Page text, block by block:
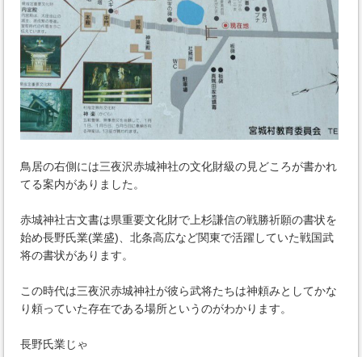
鳥居の右側には三夜沢赤城神社の文化財級の見どころが書かれ
てる案内がありました。
赤城神社古文書は県重要文化財で上杉謙信の戦勝祈願の書状を
始め長野氏業(業盛)、北条高広など関東で活躍していた戦国武
将の書状があります。
この時代は三夜沢赤城神社が彼ら武将たちは神頼みとしてかな
り頼っていた存在である場所というのがわかります。
長野氏業じゃ